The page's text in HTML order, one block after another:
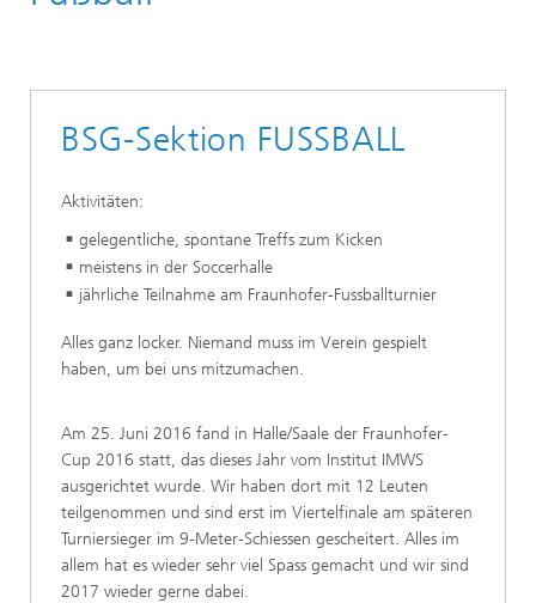
BSG-Sektion FUSSBALL
Aktivitäten:
gelegentliche, spontane Treffs zum Kicken
meistens in der Soccerhalle
jährliche Teilnahme am Fraunhofer-Fussballturnier
Alles ganz locker. Niemand muss im Verein gespielt
haben, um bei uns mitzumachen.
Am 25. Juni 2016 fand in Halle/Saale der Fraunhofer-
Cup 2016 statt, das dieses Jahr vom Institut IMWS
ausgerichtet wurde. Wir haben dort mit 12 Leuten
teilgenommen und sind erst im Viertelfinale am späteren
Turniersieger im 9-Meter-Schiessen gescheitert. Alles im
allem hat es wieder sehr viel Spass gemacht und wir sind
2017 wieder gerne dabei.